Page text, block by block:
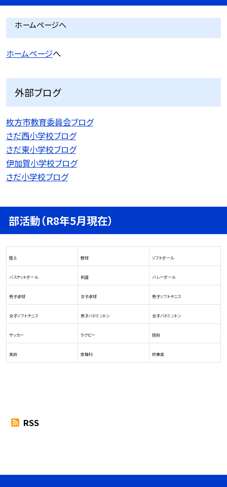
ホームページへ
ホームページへ
外部ブログ
枚方市教育委員会ブログ
さだ西小学校ブログ
さだ東小学校ブログ
伊加賀小学校ブログ
さだ小学校ブログ
部活動（R8年5月現在）
陸上 野球 ソフトボール
バスケットボール 剣道 バレーボール
男子卓球 女子卓球 男子ソフトテニス
女子ソフトテニス 男子バドミントン 女子バドミントン
サッカー ラグビー 技術
美術 家庭科 吹奏楽
RSS